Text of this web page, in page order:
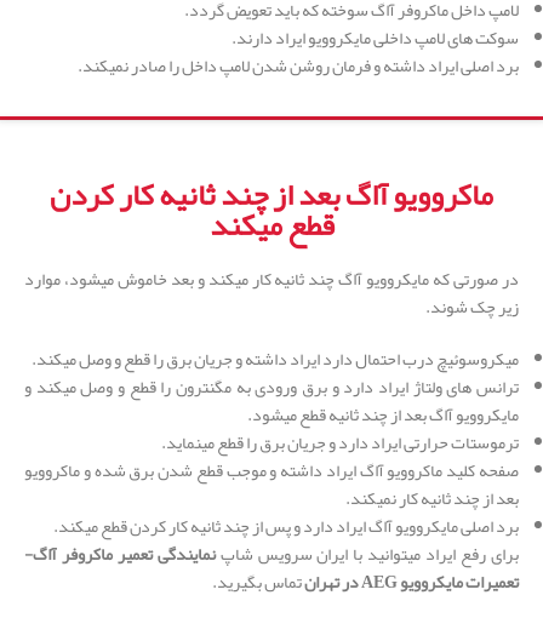
لامپ داخل ماکروفر آاگ سوخته که باید تعویض گردد.
سوکت های لامپ داخلی مایکروویو ایراد دارند.
برد اصلی ایراد داشته و فرمان روشن شدن لامپ داخل را صادر نمیکند.
ماکروویو آاگ بعد از چند ثانیه کار کردن
قطع میکند
در صورتی که مایکروویو آاگ چند ثانیه کار میکند و بعد خاموش میشود، موارد
زیر چک شوند.
میکروسوئیچ درب احتمال دارد ایراد داشته و جریان برق را قطع و وصل میکند.
ترانس های ولتاژ ایراد دارد و برق ورودی به مگنترون را قطع و وصل میکند و
مایکروویو آاگ بعد از چند ثانیه قطع میشود.
ترموستات حرارتی ایراد دارد و جریان برق را قطع مینماید.
صفحه کلید ماکروویو آاگ ایراد داشته و موجب قطع شدن برق شده و ماکروویو
بعد از چند ثانیه کار نمیکند.
برد اصلی مایکروویو آاگ ایراد دارد و پس از چند ثانیه کار کردن قطع میکند.
برای رفع ایراد میتوانید با ایران سرویس شاپنمایندگی تعمیر ماکروفر آاگ-
تعمیرات مایکروویوAEGدر تهرانتماس بگیرید.